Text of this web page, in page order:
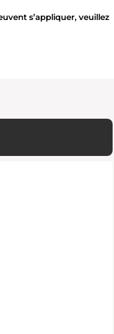
s’appliquer, veuillez